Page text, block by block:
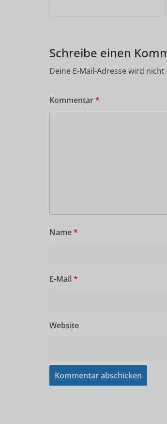
Schreibe einen
Deine E-Mail-Adresse wird
Kommentar*
Name*
E-Mail *
Website